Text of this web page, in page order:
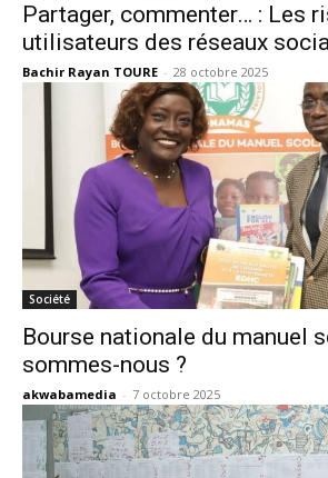
Partager, commenter… : Les
utilisateurs des réseaux
Bachir Rayan TOURE - 28 octobre 2025
Société
Bourse nationale du manuel
sommes-nous ?
akwabamedia - 7 octobre 2025